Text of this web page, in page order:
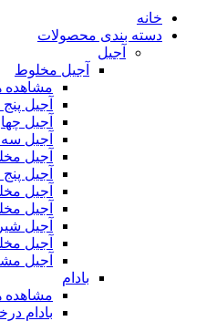
خانه
دسته بندی محصولات
آجیل
آجیل مخلوط
مشاهده
آجیل پنج
آجیل
آجیل سه
آجیل
آجیل پنج
آجیل
آجیل
آجیل
آجیل
آجیل
بادام
مشاهده
بادام